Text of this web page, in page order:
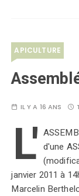
APICULTURE
IL Y A 16 ANS
L' d'une
janvier 2011 à
Marcelin